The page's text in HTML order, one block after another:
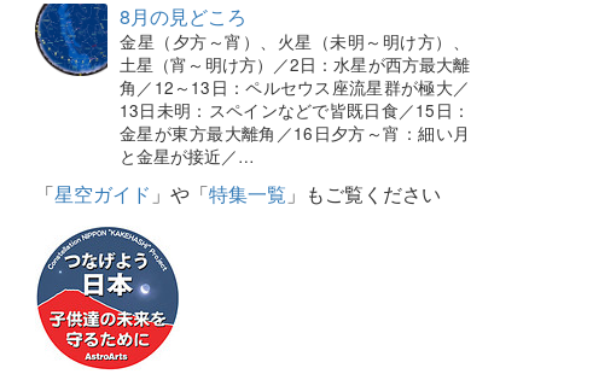
8月の見どころ
金星（夕方～宵）、火星（未明～明け方）、
土星（宵～明け方）／2日：水星が西方最大離
角／12～13日：ペルセウス座流星群が極大／
13日未明：スペインなどで皆既日食／15日：
金星が東方最大離角／16日夕方～宵：細い月
と金星が接近／…
「星空ガイド 」や「特集一覧 」もご覧ください